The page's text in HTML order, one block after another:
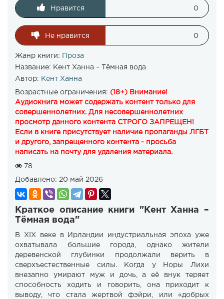
Нравится 0
Не нравится 0
Жанр книги:
Проза
Название: Кент Ханна – Тёмная вода
Автор: Кент Ханна
Возрастные ограничения: (18+) Внимание!
Аудиокнига может содержать контент только для
совершеннолетних. Для несовершеннолетних
просмотр данного контента СТРОГО ЗАПРЕЩЕН!
Если в книге присутствует наличие пропаганды ЛГБТ
и другого, запрещенного контента - просьба
написать на почту для удаления материала.
78
Добавлено: 20 май 2026
Краткое описание книги "Кент Ханна –
Тёмная вода"
В XIX веке в Ирландии индустриальная эпоха уже
охватывала большие города, однако жители
деревенской глубинки продолжали верить в
сверхъестественные силы. Когда у Норы Лихи
внезапно умирают муж и дочь, а её внук теряет
способность ходить и говорить, она приходит к
выводу, что стала жертвой фэйри, или «добрых